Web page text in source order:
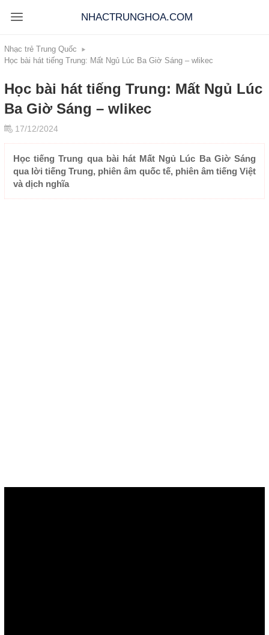
NHACTRUNGHOA.COM
Nhạc trẻ Trung Quốc
Học bài hát tiếng Trung: Mất Ngủ Lúc Ba Giờ Sáng – wlikec
Học bài hát tiếng Trung: Mất Ngủ Lúc
Ba Giờ Sáng – wlikec
17/12/2024
Học tiếng Trung qua bài hát Mất Ngủ Lúc Ba Giờ Sáng
qua lời tiếng Trung, phiên âm quốc tế, phiên âm tiếng Việt
và dịch nghĩa